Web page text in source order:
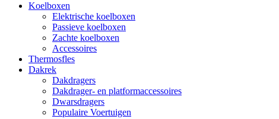
Koelboxen
Elektrische koelboxen
Passieve koelboxen
Zachte koelboxen
Accessoires
Thermosfles
Dakrek
Dakdragers
Dakdrager- en platformaccessoires
Dwarsdragers
Populaire Voertuigen